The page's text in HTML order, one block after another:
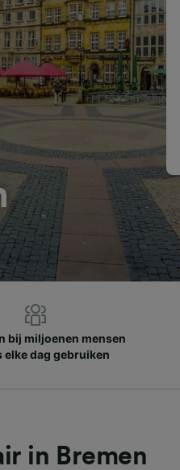
bij miljoenen mensen
elke dag gebruiken
in Bremen